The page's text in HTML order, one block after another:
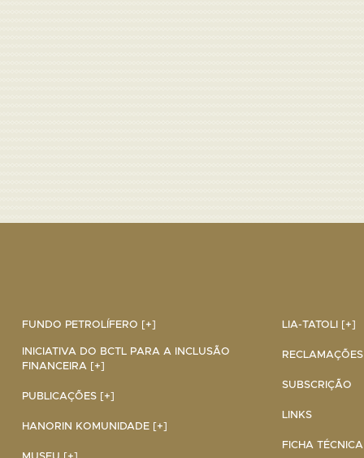
FUNDO PETROLÍFERO [+]
INICIATIVA DO BCTL PARA A INCLUSÃO
FINANCEIRA [+]
PUBLICAÇÕES [+]
HANORIN KOMUNIDADE [+]
LIA-TATOLI [+]
RECLAMAÇÕES
SUBSCRIÇÃO
LINKS
FICHA TÉCNICA